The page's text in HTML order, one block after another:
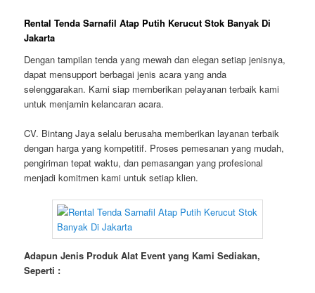
Rental Tenda Sarnafil Atap Putih Kerucut Stok Banyak Di
Jakarta
Dengan tampilan tenda yang mewah dan elegan setiap jenisnya,
dapat mensupport berbagai jenis acara yang anda
selenggarakan. Kami siap memberikan pelayanan terbaik kami
untuk menjamin kelancaran acara.
CV. Bintang Jaya selalu berusaha memberikan layanan terbaik
dengan harga yang kompetitif. Proses pemesanan yang mudah,
pengiriman tepat waktu, dan pemasangan yang profesional
menjadi komitmen kami untuk setiap klien.
Adapun Jenis Produk Alat Event yang Kami Sediakan,
Seperti :